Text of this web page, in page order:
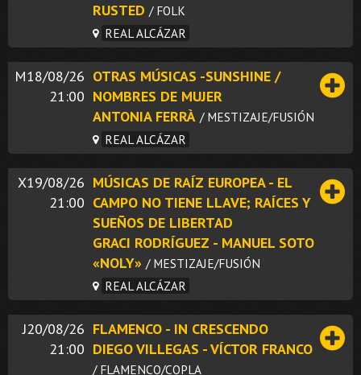
RUSTED / FOLK
REAL ALCÁZAR
M18/08/26
21:00
OTRAS MÚSICAS -SUNSHINE /
NOMBRES DE MUJER
ANTONIA FERRÀ / MESTIZAJE/FUSIÓN
REAL ALCÁZAR
X19/08/26
21:00
MÚSICAS DE RAÍZ EUROPEA - EL
CAMPO NO TIENE LLAVE; RAÍCES Y
SUEÑOS DE LIBERTAD
GRACI RODRÍGUEZ - MANUEL SOTO
«NOLY» / MESTIZAJE/FUSIÓN
REAL ALCÁZAR
J20/08/26
21:00
FLAMENCO - IN CRESCENDO
DIEGO VILLEGAS - VÍCTOR FRANCO
/ FLAMENCO/COPLA